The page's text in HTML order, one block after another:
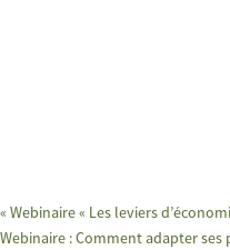
« Webinaire « Les leviers
Webinaire : Comment adapter